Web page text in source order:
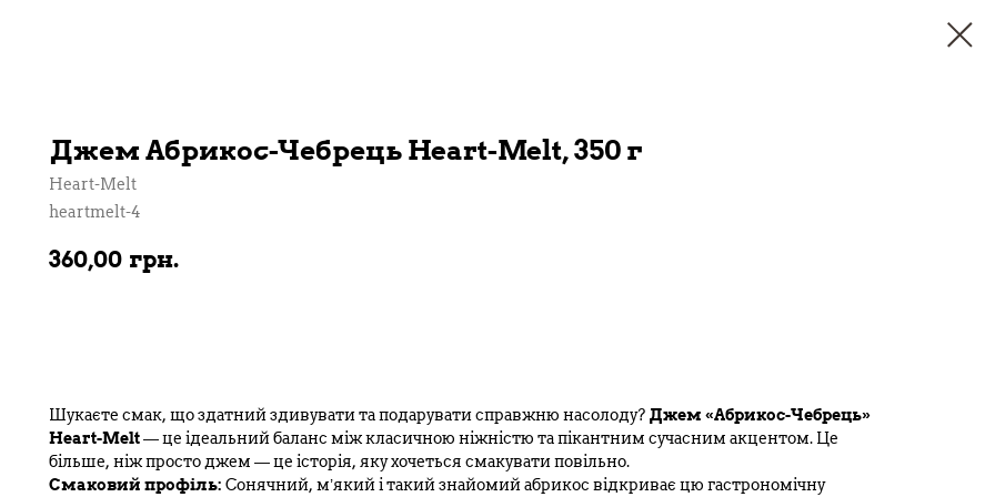
Джем Абрикос-Чебрець Heart-Melt, 350 г
Heart-Melt
heartmelt-4
360,00 грн.
Шукаєте смак, що здатний здивувати та подарувати справжню насолоду? Джем «Абрикос-Чебрець»
Heart-Melt— це ідеальний баланс між класичною ніжністю та пікантним сучасним акцентом. Це
більше, ніж просто джем — це історія, яку хочеться смакувати повільно.
Смаковий профіль: Сонячний, м’який і такий знайомий абрикос відкриває цю гастрономічну